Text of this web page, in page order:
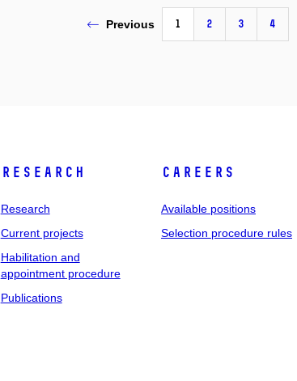
Previous 1 2 3 4
Research
Research
Current projects
Habilitation and
appointment procedure
Publications
Careers
Available positions
Selection procedure rules